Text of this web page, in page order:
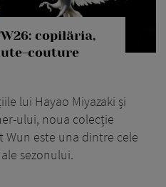
copilăria,
couture
lui Hayao Miyazaki și
ului, noua colecție
este una dintre cele
sezonului.